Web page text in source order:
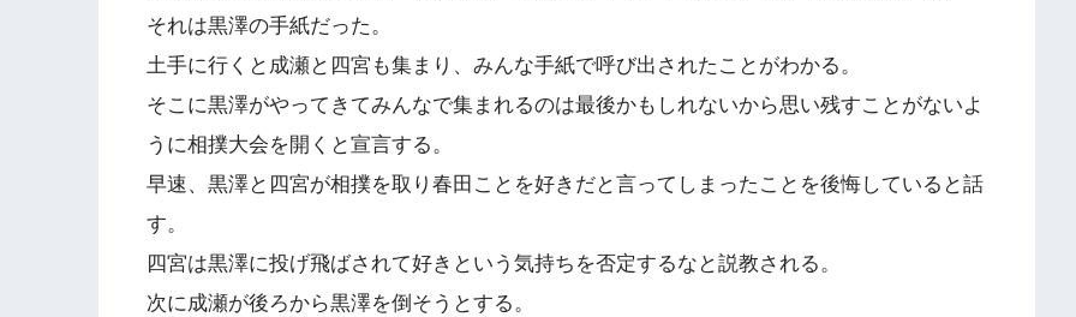
それは黒澤の手紙だった。
土手に行くと成瀬と四宮も集まり、みんな手紙で呼び出されたことがわかる。
そこに黒澤がやってきてみんなで集まれるのは最後かもしれないから思い残すことがないよ
うに相撲大会を開くと宣言する。
早速、黒澤と四宮が相撲を取り春田ことを好きだと言ってしまったことを後悔していると話
す。
四宮は黒澤に投げ飛ばされて好きという気持ちを否定するなと説教される。
次に成瀬が後ろから黒澤を倒そうとする。